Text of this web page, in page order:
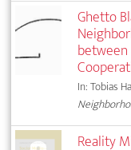
Ghetto
In: Tobias
Reality